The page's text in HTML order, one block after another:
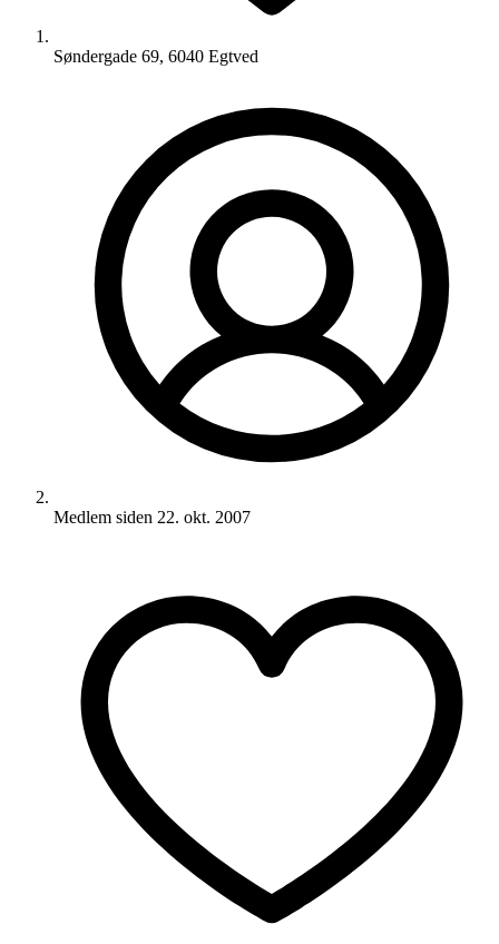
Søndergade 69, 6040 Egtved
Medlem siden 22. okt. 2007